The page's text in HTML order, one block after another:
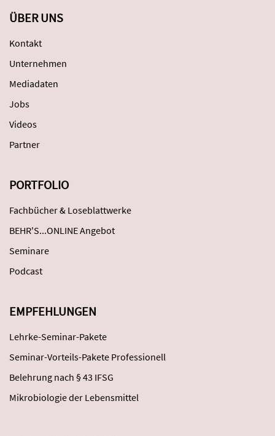
ÜBER UNS
Kontakt
Unternehmen
Mediadaten
Jobs
Videos
Partner
PORTFOLIO
Fachbücher & Loseblattwerke
BEHR'S...ONLINE Angebot
Seminare
Podcast
EMPFEHLUNGEN
Lehrke-Seminar-Pakete
Seminar-Vorteils-Pakete Professionell
Belehrung nach § 43 IFSG
Mikrobiologie der Lebensmittel